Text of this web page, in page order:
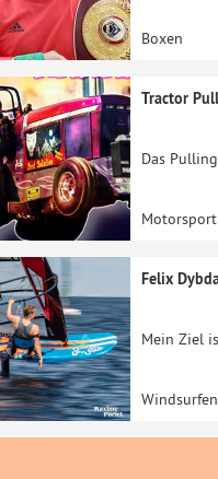
Boxen
Tractor
Das
Motorsport
Felix
Mein Ziel
Windsurfen